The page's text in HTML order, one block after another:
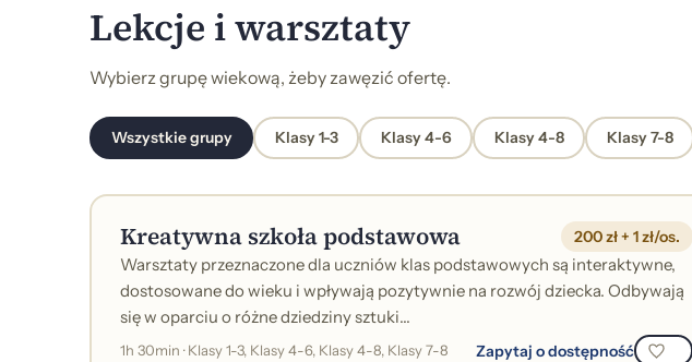
Lekcje i warsztaty
Wybierz grupę wiekową, żeby zawęzić ofertę.
Wszystkie grupy Klasy 1-3 Klasy 4-6 Klasy 4-8 Klasy 7-8
Kreatywna szkoła podstawowa 200 zł + 1 zł/os.
Warsztaty przeznaczone dla uczniów klas podstawowych są interaktywne,
dostosowane do wieku i wpływają pozytywnie na rozwój dziecka. Odbywają
się w oparciu o różne dziedziny sztuki...
1h 30min · Klasy 1-3, Klasy 4-6, Klasy 4-8, Klasy 7-8 Zapytaj o dostępność